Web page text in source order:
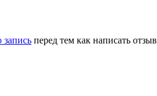
запись перед тем как написать отзыв